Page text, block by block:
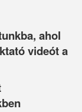
ahol
videót a